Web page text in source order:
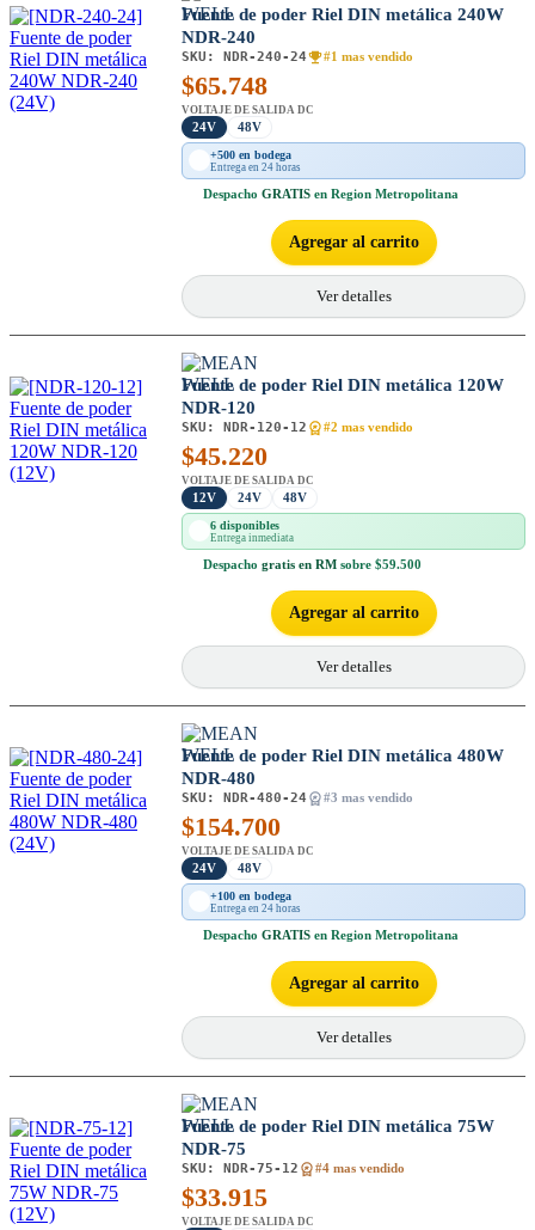
Fuente de poder Riel DIN metálica 240W
NDR-240
SKU: NDR-240-24 #1 mas vendido
$65.748
VOLTAJE DE SALIDA DC
24V 48V
+500 en bodega
Entrega en 24 horas
Despacho GRATIS en Region Metropolitana
Agregar al carrito
Ver detalles
Fuente de poder Riel DIN metálica 120W
NDR-120
SKU: NDR-120-12 #2 mas vendido
$45.220
VOLTAJE DE SALIDA DC
12V 24V 48V
6 disponibles
Entrega inmediata
Despacho gratis en RM sobre $59.500
Agregar al carrito
Ver detalles
Fuente de poder Riel DIN metálica 480W
NDR-480
SKU: NDR-480-24 #3 mas vendido
$154.700
VOLTAJE DE SALIDA DC
24V 48V
+100 en bodega
Entrega en 24 horas
Despacho GRATIS en Region Metropolitana
Agregar al carrito
Ver detalles
Fuente de poder Riel DIN metálica 75W
NDR-75
SKU: NDR-75-12 #4 mas vendido
$33.915
VOLTAJE DE SALIDA DC